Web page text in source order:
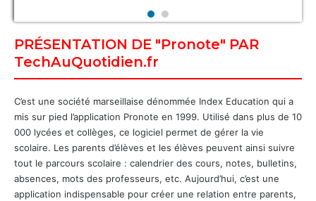
PRÉSENTATION DE "Pronote" PAR
TechAuQuotidien.fr
C’est une société marseillaise dénommée Index Education qui a
mis sur pied l’application Pronote en 1999. Utilisé dans plus de 10
000 lycées et collèges, ce logiciel permet de gérer la vie
scolaire. Les parents d’élèves et les élèves peuvent ainsi suivre
tout le parcours scolaire : calendrier des cours, notes, bulletins,
absences, mots des professeurs, etc. Aujourd’hui, c’est une
application indispensable pour créer une relation entre parents,